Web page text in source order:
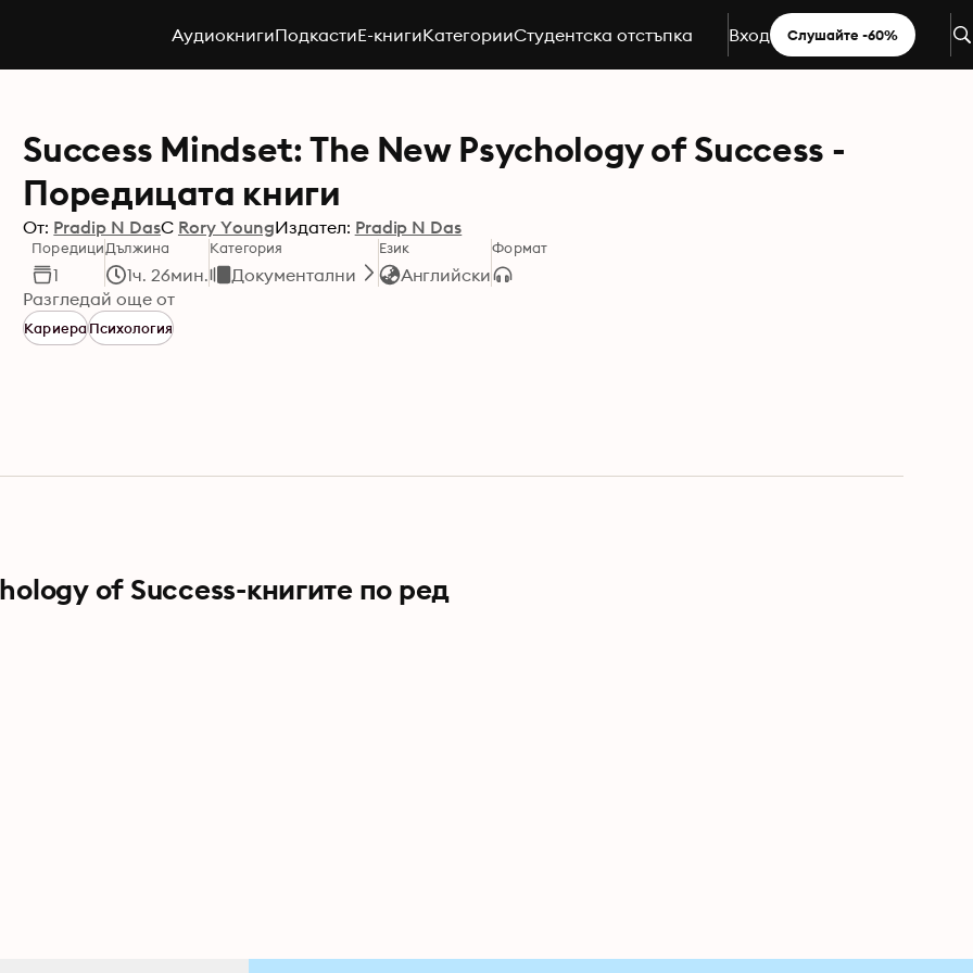
АудиокнигиПодкастиE-книгиКатегорииСтудентска отстъпка Вход Слушайте -60%
Success Mindset: The New Psychology of Success -
Поредицата книги
От: Pradip N DasС Rory YoungИздател: Pradip N Das
Поредици
1
Дължина
1ч. 26мин.
Категория
Документални
Език
Английски
Формат
Разгледай още от
КариераПсихология
of Success-книгите по ред